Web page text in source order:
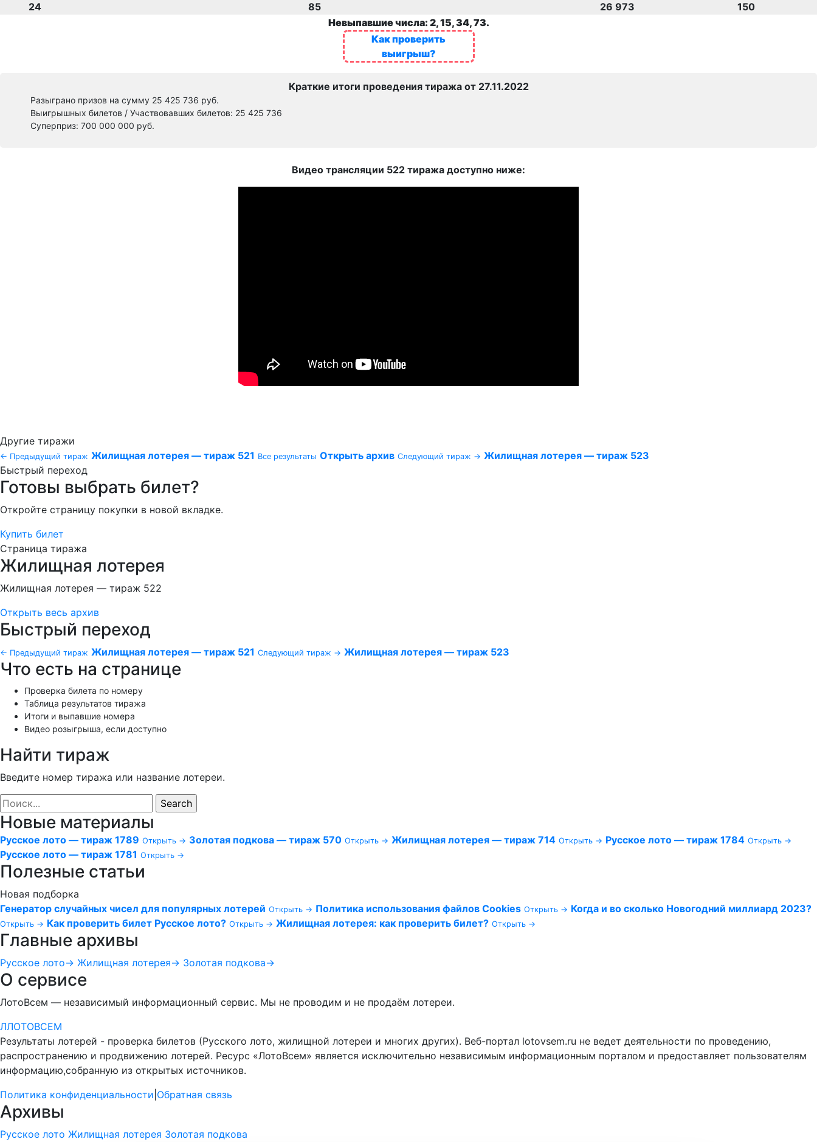
Невыпавшие числа: 2, 15, 34, 73.
Как проверить
выигрыш?
24
85 26 973 150
Краткие итоги проведения тиража от 27.11.2022
Разыграно призов на сумму 25 425 736 руб.
Выигрышных билетов / Участвовавших билетов: 25 425 736
Суперприз: 700 000 000 руб.
Видео трансляции 522 тиража доступно ниже:
Другие тиражи
← Предыдущий тираж Жилищная лотерея — тираж 521 Все результаты Открыть архив Следующий тираж → Жилищная лотерея — тираж 523
Быстрый переход
Готовы выбрать билет?
Откройте страницу покупки в новой вкладке.
Купить билет
Страница тиража
Жилищная лотерея
Жилищная лотерея — тираж 522
Открыть весь архив
Быстрый переход
← Предыдущий тираж Жилищная лотерея — тираж 521 Следующий тираж → Жилищная лотерея — тираж 523
Что есть на странице
Проверка билета по номеру
Таблица результатов тиража
Итоги и выпавшие номера
Видео розыгрыша, если доступно
Найти тираж
Введите номер тиража или название лотереи.
Новые материалы
Русское лото — тираж 1789 Открыть → Золотая подкова — тираж 570 Открыть → Жилищная лотерея — тираж 714 Открыть → Русское лото — тираж 1784 Открыть →
Русское лото — тираж 1781 Открыть →
Полезные статьи
Новая подборка
Генератор случайных чисел для популярных лотерей Открыть → Политика использования файлов Cookies Открыть → Когда и во сколько Новогодний миллиард 2023?
Открыть → Как проверить билет Русское лото? Открыть → Жилищная лотерея: как проверить билет? Открыть →
Главные архивы
Русское лото→ Жилищная лотерея→ Золотая подкова→
О сервисе
ЛотоВсем — независимый информационный сервис. Мы не проводим и не продаём лотереи.
ЛЛОТОВСЕМ
Результаты лотерей - проверка билетов (Русского лото, жилищной лотереи и многих других). Веб-портал lotovsem.ru не ведет деятельности по проведению,
распространению и продвижению лотерей. Ресурс «ЛотоВсем» является исключительно независимым информационным порталом и предоставляет пользователям
информацию,собранную из открытых источников.
Политика конфиденциальности Обратная связь
Архивы
Русское лото Жилищная лотерея Золотая подкова